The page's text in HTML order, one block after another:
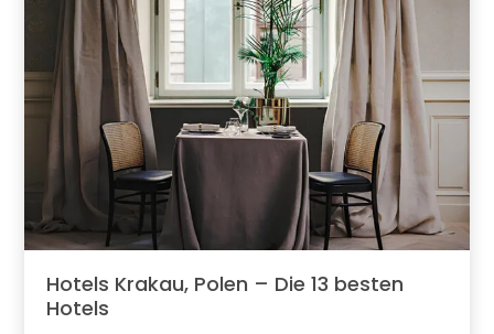
Hotels Krakau, Polen – Die 13 besten
Hotels